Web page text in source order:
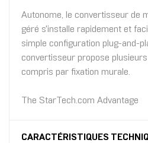
Autonome, le convertisseur de
géré s'installe rapidement et
simple configuration plug-and-
convertisseur propose
compris par fixation murale.
The StarTech.com Advantage
CARACTÉRISTIQUES